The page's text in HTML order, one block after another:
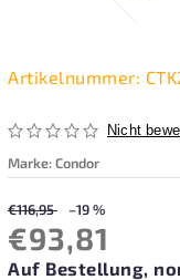
Artikelnummer:
Nicht
Marke:Condor
€116,95 –19 %
€93,81
Auf Bestellung,